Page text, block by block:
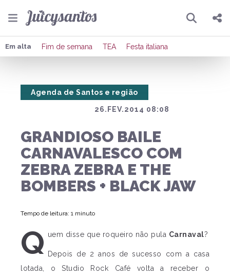
Pesquisar
Compartilhar
Publicar no X
Em alta Fim de semana TEA Festa italiana
26.FEV.2014 08:08
Agenda de Santos e região
GRANDIOSO BAILE
CARNAVALESCO COM
ZEBRA ZEBRA E THE
BOMBERS + BLACK JAW
Tempo de leitura: 1 minuto
Q uem disse que roqueiro não pula Carnaval?
Depois de 2 anos de sucesso com a casa
lotada, o Studio Rock Café volta a receber o